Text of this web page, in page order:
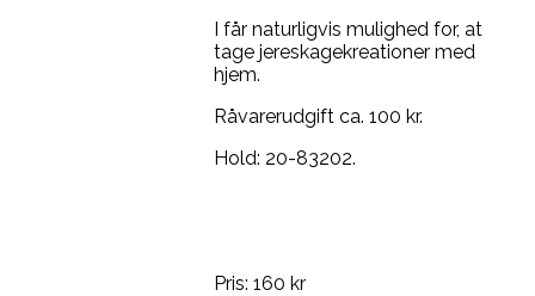
I får naturligvis mulighed for, at
tage jereskagekreationer med
hjem.
Råvarerudgift ca. 100 kr.
Hold: 20-83202.
Pris: 160 kr